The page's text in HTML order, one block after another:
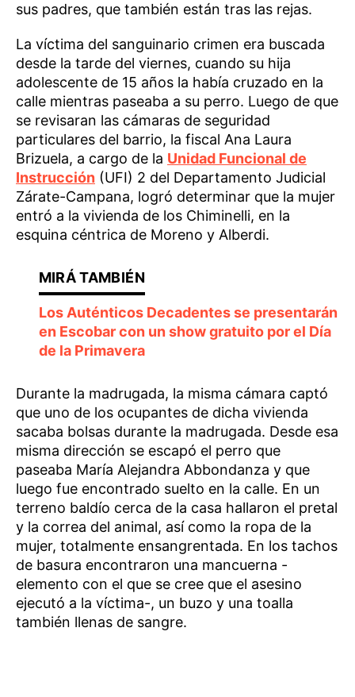
sus padres, que también están tras las rejas.
La víctima del sanguinario crimen era buscada
desde la tarde del viernes, cuando su hija
adolescente de 15 años la había cruzado en la
calle mientras paseaba a su perro. Luego de que
se revisaran las cámaras de seguridad
particulares del barrio, la fiscal Ana Laura
Brizuela, a cargo de la Unidad Funcional de
Instrucción (UFI) 2 del Departamento Judicial
Zárate-Campana, logró determinar que la mujer
entró a la vivienda de los Chiminelli, en la
esquina céntrica de Moreno y Alberdi.
Los Auténticos Decadentes se presentarán
en Escobar con un show gratuito por el Día
de la Primavera
Durante la madrugada, la misma cámara captó
que uno de los ocupantes de dicha vivienda
sacaba bolsas durante la madrugada. Desde esa
misma dirección se escapó el perro que
paseaba María Alejandra Abbondanza y que
luego fue encontrado suelto en la calle. En un
terreno baldío cerca de la casa hallaron el pretal
y la correa del animal, así como la ropa de la
mujer, totalmente ensangrentada. En los tachos
de basura encontraron una mancuerna -
elemento con el que se cree que el asesino
ejecutó a la víctima-, un buzo y una toalla
también llenas de sangre.